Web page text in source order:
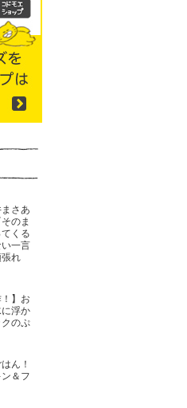
さあ
のま
くる
一言
れ
！】お
浮か
のぷ
ん！
＆フ